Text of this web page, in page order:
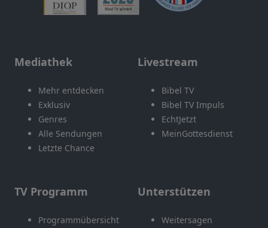
Mediathek
Mehr entdecken
Exklusiv
Genres
Alle Sendungen
Letzte Chance
Livestream
Bibel TV
Bibel TV Impuls
EchtJetzt
MeinGottesdienst
TV Programm
Programmübersicht
Unterstützen
Weitersagen